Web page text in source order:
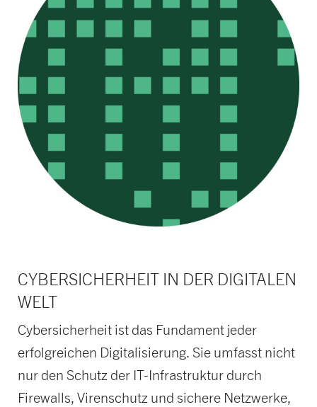
CYBERSICHERHEIT IN DER DIGITALEN
WELT
Cybersicherheit ist das Fundament jeder
erfolgreichen Digitalisierung. Sie umfasst nicht
nur den Schutz der IT-Infrastruktur durch
Firewalls, Virenschutz und sichere Netzwerke,